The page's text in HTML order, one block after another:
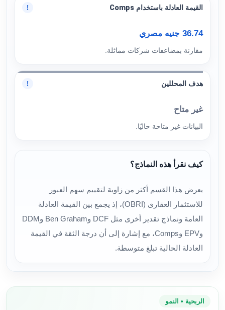
القيمة العادلة باستخدام Comps !
36.74 جنيه مصري
مقارنة بمضاعفات شركات مماثلة.
هدف المحللين !
غير متاح
البيانات غير متاحة حاليًا.
كيف نقرأ هذه النماذج؟
يعرض هذا القسم أكثر من زاوية لتقييم سهم العبور
للاستثمار العقارى (OBRI)، إذ يجمع بين القيمة العادلة
العامة ونماذج تقدير أخرى مثل DCF وBen Graham وDDM
وEPV وComps، مع إشارة إلى أن درجة الثقة في القيمة
العادلة الحالية تبلغ متوسطة.
الربحية • النمو